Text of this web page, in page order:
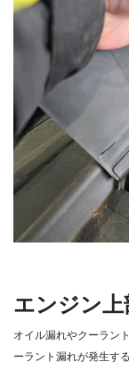
エンジン
オイル漏れやクーラン
ーラント漏れが発生す